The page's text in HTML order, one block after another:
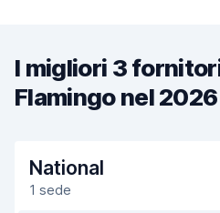
I migliori 3
Flamingo nel 2026
National
1 sede